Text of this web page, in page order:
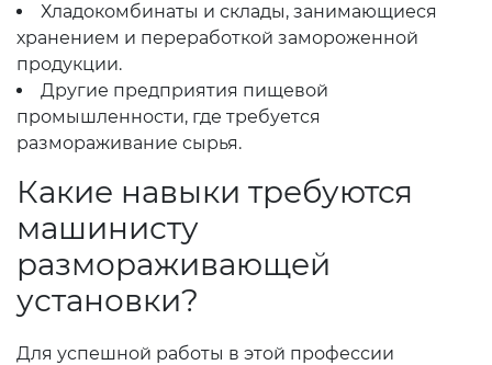
Хладокомбинаты и склады, занимающиеся
хранением и переработкой замороженной
продукции.
Другие предприятия пищевой
промышленности, где требуется
размораживание сырья.
Какие навыки требуются
машинисту
размораживающей
установки?
Для успешной работы в этой профессии